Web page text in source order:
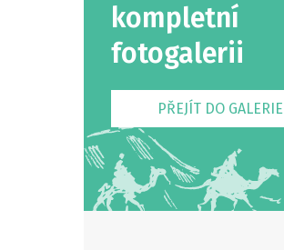
kompletní
fotogalerii
PŘEJÍT DO GALERIE